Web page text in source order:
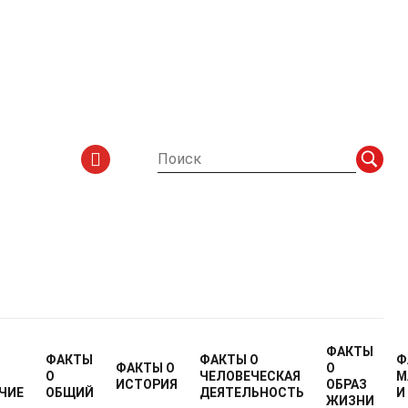
ФАКТЫ
О
ОБЩИЙ
ФАКТЫ О
ИСТОРИЯ
ФАКТЫ О
ЧЕЛОВЕЧЕСКАЯ
ДЕЯТЕЛЬНОСТЬ
ФАКТЫ
О
ОБРАЗ
ЖИЗНИ